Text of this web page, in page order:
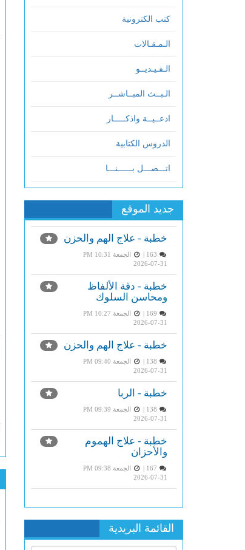
كتب الكترونية
الـمـقـالات
الـفـيـديــو
الـبــث المبــاشــر
ادعــيــة واذكـــــار
الدروس الكتابية
اتـــصـــل بــــــنـــا
جديد الموقع
خطبة - علاج الهم والحزن
الجمعة PM 10:31
2026-07-31
خطبة - دقة الألفاظ
ومحاسن السلوك
الجمعة PM 10:27
2026-07-31
خطبة - علاج الهم والحزن
الجمعة PM 09:40
2026-07-31
خطبة - الربا
الجمعة PM 09:39
2026-07-31
خطبة - علاج الهموم
والأحزان
الجمعة PM 09:38
2026-07-31
القائمة البريدية